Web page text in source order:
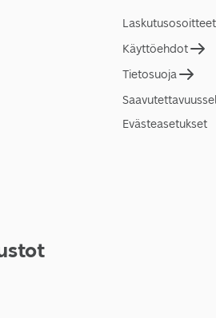
Laskutusosoitteet
Käyttöehdot
Tietosuoja
Evästeasetukset